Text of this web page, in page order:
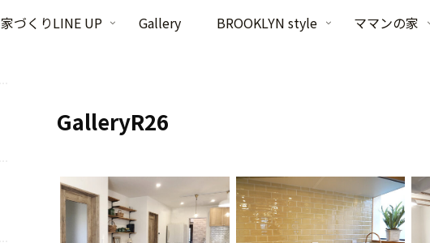
家づくりLINE UP Gallery BROOKLYN style ママンの家
GalleryR26